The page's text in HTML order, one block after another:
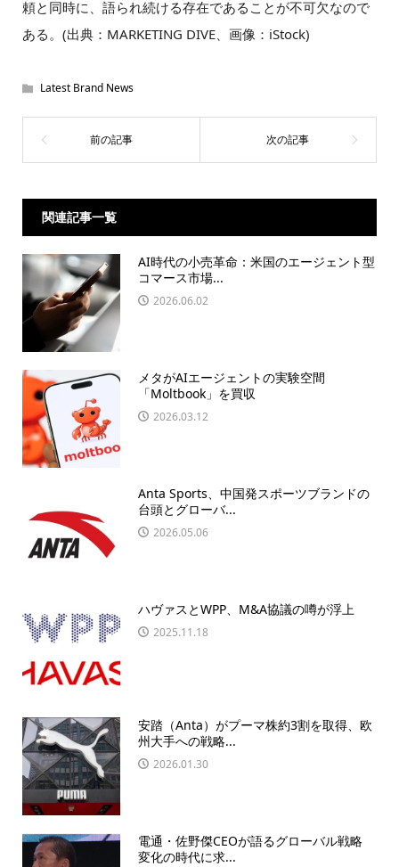
頼と同時に、語られ続ける存在であることが不可欠なので
ある。(出典：MARKETING DIVE、画像：iStock)
Latest Brand News
関連記事一覧
AI時代の小売革命：米国のエージェント型
コマース市場...
2026.06.02
メタがAIエージェントの実験空間
「Moltbook」を買収
2026.03.12
Anta Sports、中国発スポーツブランドの
台頭とグローバ...
2026.05.06
ハヴァスとWPP、M&A協議の噂が浮上
2025.11.18
安踏（Anta）がプーマ株約3割を取得、欧
州大手への戦略...
2026.01.30
電通・佐野傑CEOが語るグローバル戦略
変化の時代に求...